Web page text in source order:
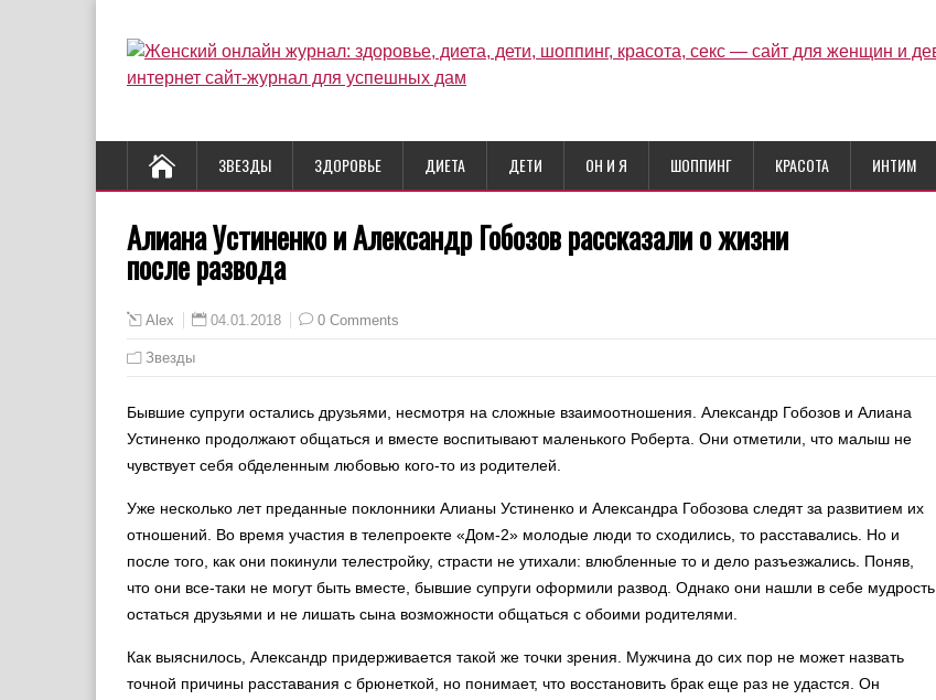
ЗВЕЗДЫ ЗДОРОВЬЕ ДИЕТА ДЕТИ ОН И Я ШОППИНГ КРАСОТА ИНТИМ
Алиана Устиненко и Александр Гобозов рассказали о жизни
после развода
Alex 04.01.2018 0 Comments
Звезды
Бывшие супруги остались друзьями, несмотря на сложные взаимоотношения. Александр Гобозов и Алиана
Устиненко продолжают общаться и вместе воспитывают маленького Роберта. Они отметили, что малыш не
чувствует себя обделенным любовью кого-то из родителей.
Уже несколько лет преданные поклонники Алианы Устиненко и Александра Гобозова следят за развитием их
отношений. Во время участия в телепроекте «Дом-2» молодые люди то сходились, то расставались. Но и
после того, как они покинули телестройку, страсти не утихали: влюбленные то и дело разъезжались. Поняв,
что они все-таки не могут быть вместе, бывшие супруги оформили развод. Однако они нашли в себе мудрость
остаться друзьями и не лишать сына возможности общаться с обоими родителями.
Как выяснилось, Александр придерживается такой же точки зрения. Мужчина до сих пор не может назвать
точной причины расставания с брюнеткой, но понимает, что восстановить брак еще раз не удастся. Он